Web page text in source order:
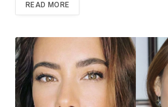
READ MORE